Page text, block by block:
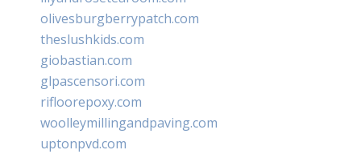
olivesburgberrypatch.com
theslushkids.com
giobastian.com
glpascensori.com
rifloorepoxy.com
woolleymillingandpaving.com
uptonpvd.com